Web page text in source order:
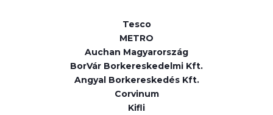
Tesco
METRO
Auchan Magyarország
BorVár Borkereskedelmi Kft.
Angyal Borkereskedés Kft.
Corvinum
Kifli